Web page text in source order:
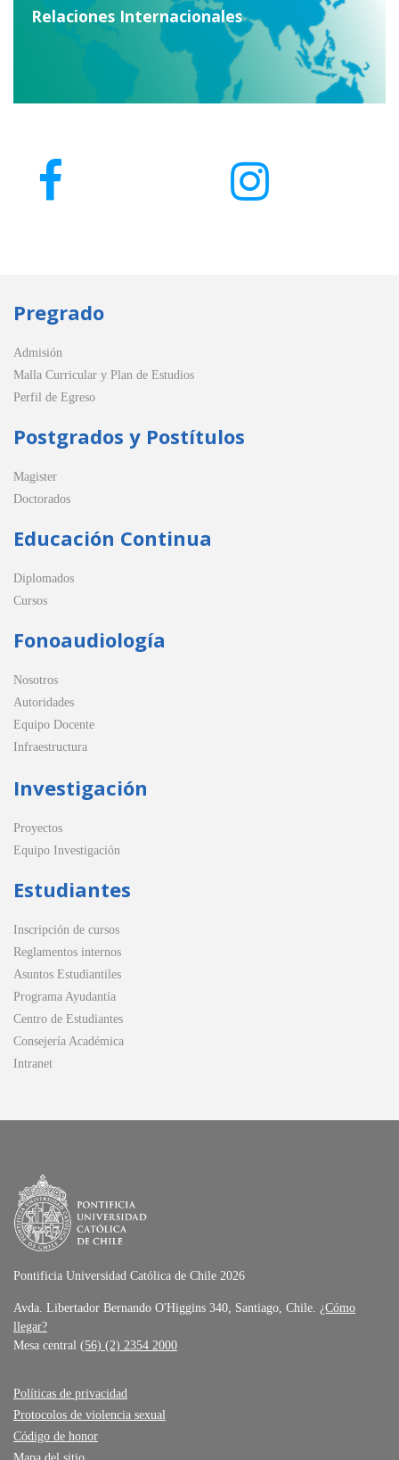
Relaciones Internacionales
Pregrado
Admisión
Malla Curricular y Plan de Estudios
Perfil de Egreso
Postgrados y Postítulos
Magister
Doctorados
Educación Continua
Diplomados
Cursos
Fonoaudiología
Nosotros
Autoridades
Equipo Docente
Infraestructura
Investigación
Proyectos
Equipo Investigación
Estudiantes
Inscripción de cursos
Reglamentos internos
Asuntos Estudiantiles
Programa Ayudantía
Centro de Estudiantes
Consejería Académica
Intranet
Pontificia Universidad Católica de Chile 2026
Avda. Libertador Bernando O'Higgins 340, Santiago, Chile. ¿Cómo
llegar?
Mesa central (56) (2) 2354 2000
Políticas de privacidad
Protocolos de violencia sexual
Código de honor